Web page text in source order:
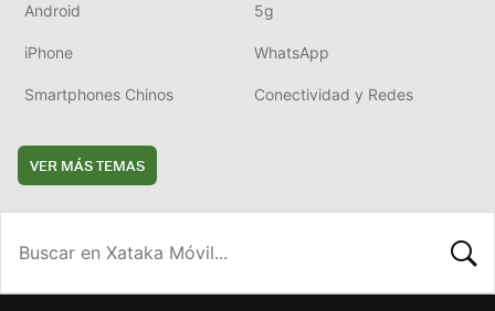
Android 5g
iPhone WhatsApp
Smartphones Chinos Conectividad y Redes
VER MÁS TEMAS